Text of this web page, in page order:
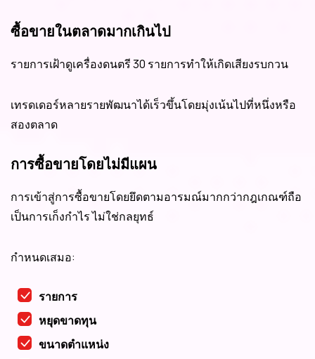
ซื้อขายในตลาดมากเกินไป
รายการเฝ้าดูเครื่องดนตรี 30 รายการทำให้เกิดเสียงรบกวน
เทรดเดอร์หลายรายพัฒนาได้เร็วขึ้นโดยมุ่งเน้นไปที่หนึ่งหรือ
สองตลาด
การซื้อขายโดยไม่มีแผน
การเข้าสู่การซื้อขายโดยยึดตามอารมณ์มากกว่ากฎเกณฑ์ถือ
เป็นการเก็งกำไร ไม่ใช่กลยุทธ์
กำหนดเสมอ:
รายการ
หยุดขาดทุน
ขนาดตำแหน่ง